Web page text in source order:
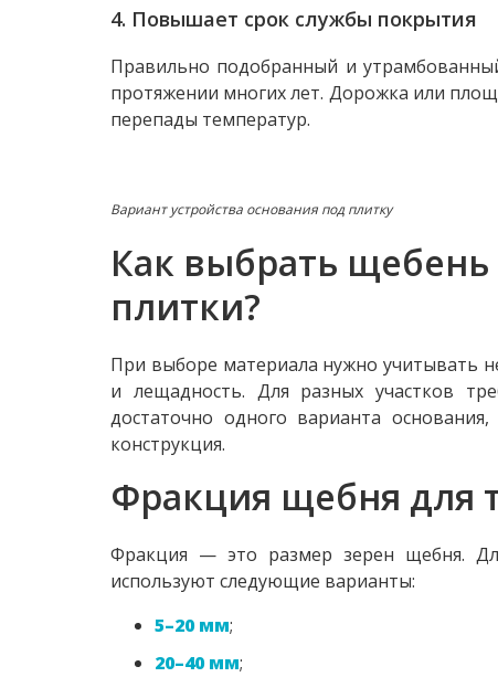
4. Повышает срок службы покрытия
Правильно подобранный и
протяжении многих лет. Дорожка или
перепады температур.
Вариант устройства основания под плитку
Как выбрать щебень
плитки?
При выборе материала нужно учитывать
и лещадность. Для разных участков
достаточно одного варианта
конструкция.
Фракция щебня для
Фракция — это размер зерен щебня.
используют следующие варианты:
5–20 мм;
20–40 мм;